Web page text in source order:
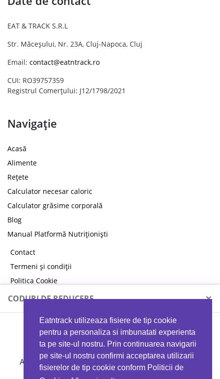
Eatntrack utilizeaza fisiere de tip cookie
pentru a personaliza si imbunatati experienta
ta pe site-ul nostru. Prin continuarea navigarii
pe site-ul nostru confirmi acceptarea utilizarii
fisierelor de tip cookie conform Politicii de
EAT & TRACK S.R.L
Str. Măceșului, Nr. 23A, Cluj-Napoca, Cluj
Email: contact@eatntrack.ro
CUI: RO39757359
Registrul Comerțului: J12/1798/2021
Navigație
Acasă
Alimente
Rețete
Calculator necesar caloric
Calculator grăsime corporală
Blog
Manual Platformă Nutriționiști
Contact
Termeni și condiții
Politica Cookie
Politica de confidențialitate
CODURI DE REDUCERE ×
MYPROTEIN
Ai 40%reducere la orice comandă folosind codul
EATTRACK